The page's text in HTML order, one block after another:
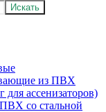
из ПВХ
ассенизаторов)
со стальной